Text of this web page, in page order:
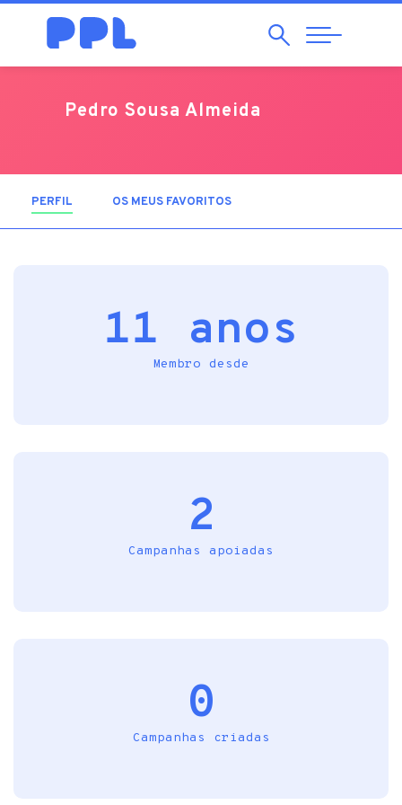
Pesquisar
Abrir
Navegação
Pedro Sousa Almeida
PERFIL (SEPARADOR ATIVO)
OS MEUS FAVORITOS
11 anos
Membro desde
2
Campanhas apoiadas
0
Campanhas criadas